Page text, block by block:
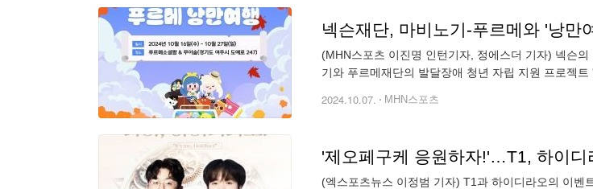
넥슨재단, 마비노기-푸르메와 '낭만
(MHN스포츠 이진명 인턴기자, 정에스더 기자) 넥슨
기와 푸르메재단의 발달장애 청년 자립 지원 프로젝
2024.10.07. MHN스포츠
'제오페구케 응원하자!'…T1, 하이디
(엑스포츠뉴스 이정범 기자) T1과 하이디라오의 이